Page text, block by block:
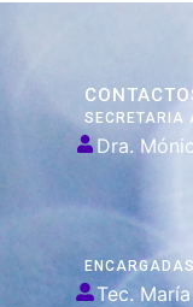
SECRETARIA
Dra.
ENCARGADAS
Tec.